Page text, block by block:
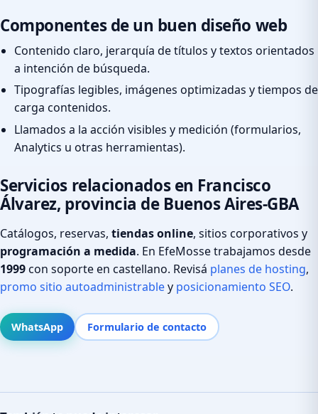
Componentes de un buen diseño web
Contenido claro, jerarquía de títulos y textos orientados
a intención de búsqueda.
Tipografías legibles, imágenes optimizadas y tiempos de
carga contenidos.
Llamados a la acción visibles y medición (formularios,
Analytics u otras herramientas).
Servicios relacionados en Francisco
Álvarez, provincia de Buenos Aires-GBA
Catálogos, reservas, tiendas online, sitios corporativos y
programación a medida. En EfeMosse trabajamos desde
1999con soporte en castellano. Revisá planes de hosting,
promo sitio autoadministrabley posicionamiento SEO.
WhatsApp Formulario de contacto